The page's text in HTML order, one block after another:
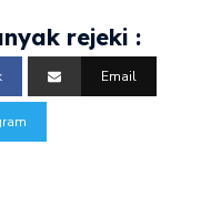
rejeki :
Email